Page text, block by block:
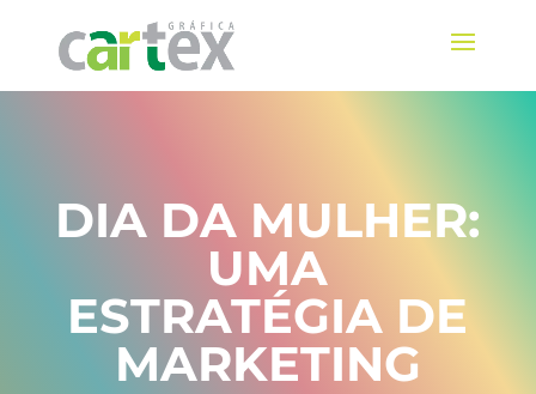
DIA DA MULHER:
UMA
ESTRATÉGIA DE
MARKETING